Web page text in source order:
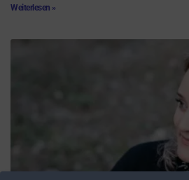
Weiterlesen »